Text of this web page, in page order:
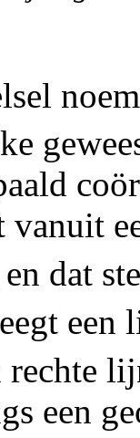
vanuit
dat
een
rechte
een